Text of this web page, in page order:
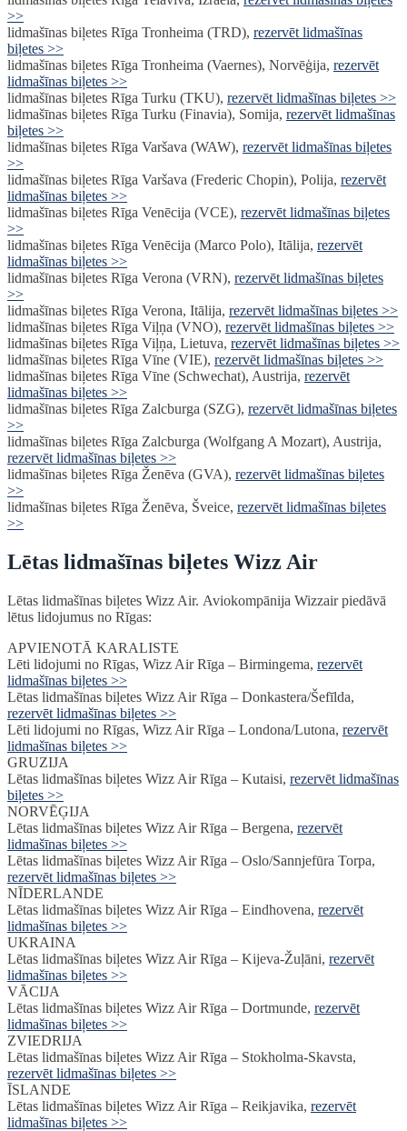
>>
lidmašīnas biļetes Rīga Tronheima (TRD), rezervēt lidmašīnas
biļetes >>
lidmašīnas biļetes Rīga Tronheima (Vaernes), Norvēģija, rezervēt
lidmašīnas biļetes >>
lidmašīnas biļetes Rīga Turku (TKU), rezervēt lidmašīnas biļetes >>
lidmašīnas biļetes Rīga Turku (Finavia), Somija, rezervēt lidmašīnas
biļetes >>
lidmašīnas biļetes Rīga Varšava (WAW), rezervēt lidmašīnas biļetes
>>
lidmašīnas biļetes Rīga Varšava (Frederic Chopin), Polija, rezervēt
lidmašīnas biļetes >>
lidmašīnas biļetes Rīga Venēcija (VCE), rezervēt lidmašīnas biļetes
>>
lidmašīnas biļetes Rīga Venēcija (Marco Polo), Itālija, rezervēt
lidmašīnas biļetes >>
lidmašīnas biļetes Rīga Verona (VRN), rezervēt lidmašīnas biļetes
>>
lidmašīnas biļetes Rīga Verona, Itālija, rezervēt lidmašīnas biļetes >>
lidmašīnas biļetes Rīga Viļņa (VNO), rezervēt lidmašīnas biļetes >>
lidmašīnas biļetes Rīga Viļņa, Lietuva, rezervēt lidmašīnas biļetes >>
lidmašīnas biļetes Rīga Vīne (VIE), rezervēt lidmašīnas biļetes >>
lidmašīnas biļetes Rīga Vīne (Schwechat), Austrija, rezervēt
lidmašīnas biļetes >>
lidmašīnas biļetes Rīga Zalcburga (SZG), rezervēt lidmašīnas biļetes
>>
lidmašīnas biļetes Rīga Zalcburga (Wolfgang A Mozart), Austrija,
rezervēt lidmašīnas biļetes >>
lidmašīnas biļetes Rīga Ženēva (GVA), rezervēt lidmašīnas biļetes
>>
lidmašīnas biļetes Rīga Ženēva, Šveice, rezervēt lidmašīnas biļetes
>>
Lētas lidmašīnas biļetes Wizz Air
Lētas lidmašīnas biļetes Wizz Air. Aviokompānija Wizzair piedāvā
lētus lidojumus no Rīgas:
APVIENOTĀ KARALISTE
Lēti lidojumi no Rīgas, Wizz Air Rīga – Birmingema, rezervēt
lidmašīnas biļetes >>
Lētas lidmašīnas biļetes Wizz Air Rīga – Donkastera/Šefīlda,
rezervēt lidmašīnas biļetes >>
Lēti lidojumi no Rīgas, Wizz Air Rīga – Londona/Lutona, rezervēt
lidmašīnas biļetes >>
GRUZIJA
Lētas lidmašīnas biļetes Wizz Air Rīga – Kutaisi, rezervēt lidmašīnas
biļetes >>
NORVĒĢIJA
Lētas lidmašīnas biļetes Wizz Air Rīga – Bergena, rezervēt
lidmašīnas biļetes >>
Lētas lidmašīnas biļetes Wizz Air Rīga – Oslo/Sannjefūra Torpa,
rezervēt lidmašīnas biļetes >>
NĪDERLANDE
Lētas lidmašīnas biļetes Wizz Air Rīga – Eindhovena, rezervēt
lidmašīnas biļetes >>
UKRAINA
Lētas lidmašīnas biļetes Wizz Air Rīga – Kijeva-Žuļāni, rezervēt
lidmašīnas biļetes >>
VĀCIJA
Lētas lidmašīnas biļetes Wizz Air Rīga – Dortmunde, rezervēt
lidmašīnas biļetes >>
ZVIEDRIJA
Lētas lidmašīnas biļetes Wizz Air Rīga – Stokholma-Skavsta,
rezervēt lidmašīnas biļetes >>
ĪSLANDE
Lētas lidmašīnas biļetes Wizz Air Rīga – Reikjavika, rezervēt
lidmašīnas biļetes >>